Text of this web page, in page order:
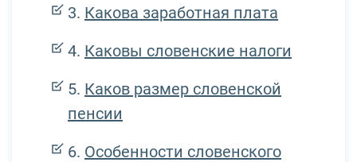
Какова заработная плата
Каковы словенские налоги
Каков размер словенской
пенсии
Особенности словенского